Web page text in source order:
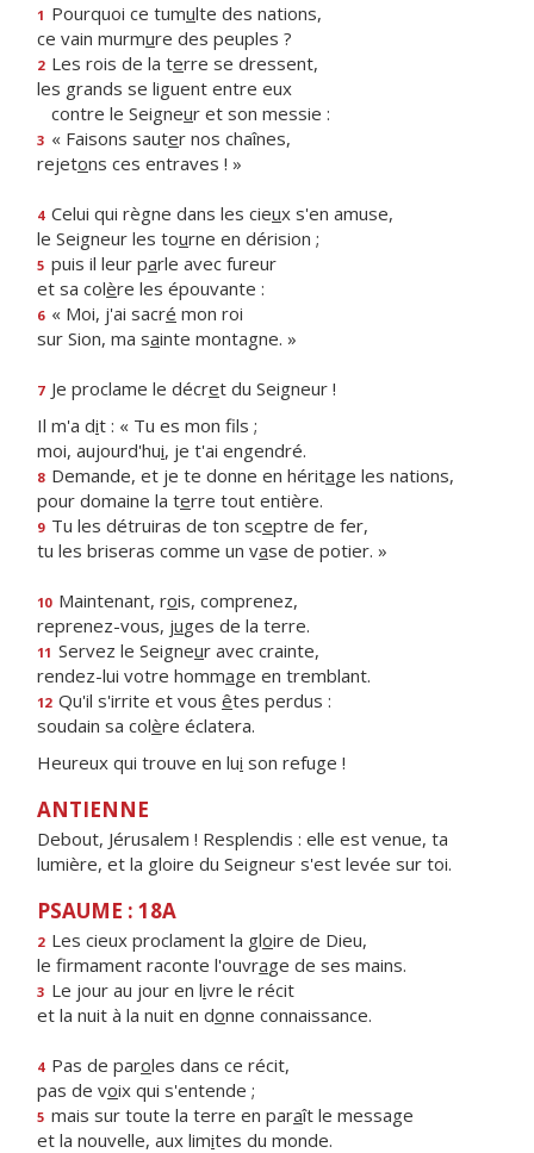
1 Pourquoi ce tumulte des nations,
ce vain murmure des peuples ?
2 Les rois de la terre se dressent,
les grands se liguent entre eux
contre le Seigneur et son messie :
3 « Faisons sauter nos chaînes,
rejetons ces entraves ! »
4 Celui qui règne dans les cieux s'en amuse,
le Seigneur les tourne en dérision ;
5 puis il leur parle avec fureur
et sa colère les épouvante :
6 « Moi, j'ai sacré mon roi
sur Sion, ma sainte montagne. »
7 Je proclame le décret du Seigneur !
Il m'a dit : « Tu es mon fils ;
moi, aujourd'hui, je t'ai engendré.
8 Demande, et je te donne en héritage les nations,
pour domaine la terre tout entière.
9 Tu les détruiras de ton sceptre de fer,
tu les briseras comme un vase de potier. »
10 Maintenant, rois, comprenez,
reprenez-vous, juges de la terre.
11 Servez le Seigneur avec crainte,
rendez-lui votre hommage en tremblant.
12 Qu'il s'irrite et vous êtes perdus :
soudain sa colère éclatera.
Heureux qui trouve en lui son refuge !
ANTIENNE
Debout, Jérusalem ! Resplendis : elle est venue, ta
lumière, et la gloire du Seigneur s'est levée sur toi.
PSAUME : 18A
2 Les cieux proclament la gloire de Dieu,
le firmament raconte l'ouvrage de ses mains.
3 Le jour au jour en livre le récit
et la nuit à la nuit en donne connaissance.
4 Pas de paroles dans ce récit,
pas de voix qui s'entende ;
5 mais sur toute la terre en paraît le message
et la nouvelle, aux limites du monde.